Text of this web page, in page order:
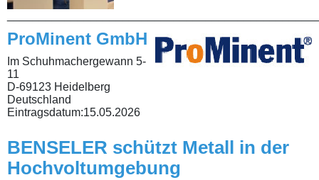
ProMinent GmbH
Im Schuhmachergewann 5-
11
D-69123 Heidelberg
Deutschland
Eintragsdatum:15.05.2026
BENSELER schützt Metall in der
Hochvoltumgebung